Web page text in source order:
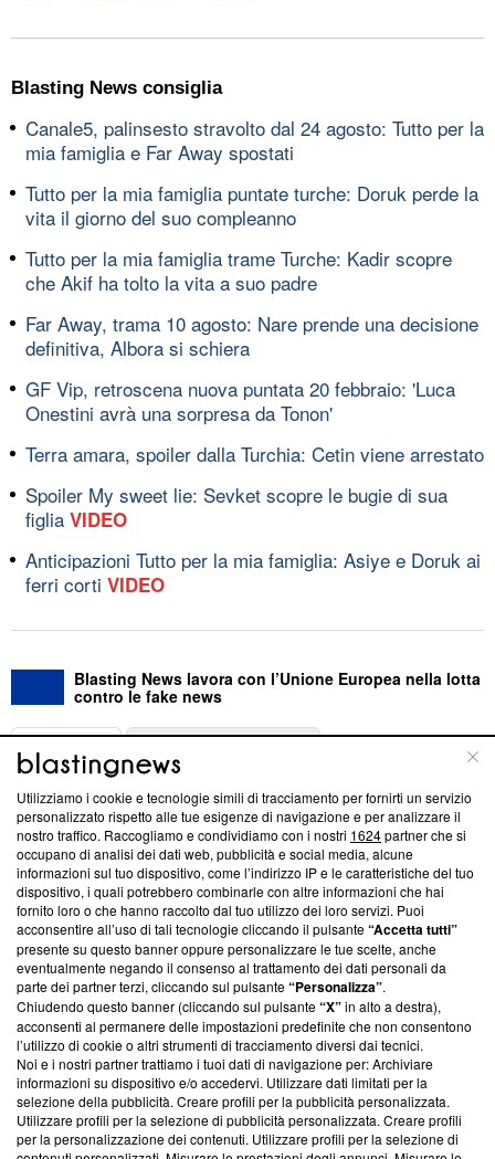
Blasting News consiglia
Canale5, palinsesto stravolto dal 24 agosto: Tutto per la
mia famiglia e Far Away spostati
Tutto per la mia famiglia puntate turche: Doruk perde la
vita il giorno del suo compleanno
Tutto per la mia famiglia trame Turche: Kadir scopre
che Akif ha tolto la vita a suo padre
Far Away, trama 10 agosto: Nare prende una decisione
definitiva, Albora si schiera
GF Vip, retroscena nuova puntata 20 febbraio: 'Luca
Onestini avrà una sorpresa da Tonon'
Terra amara, spoiler dalla Turchia: Cetin viene arrestato
Spoiler My sweet lie: Sevket scopre le bugie di sua
figlia VIDEO
Anticipazioni Tutto per la mia famiglia: Asiye e Doruk ai
ferri corti VIDEO
Blasting News lavora con l’Unione Europea nella lotta
contro le fake news
ABOUT
Questa sezione offre informazioni trasparenti su Blasting
News, sui nostri processi editoriali e su come ci impegniamo a
creare news di qualità. Inoltre, afferma la nostra aderenza a
‘Trust Project - News with Integrity’Blasting News non è
ancora membro del programma, ma ha richiesto di farne
parte; Trust Project non ha ancora effettuato una verifica di
conformità agli standard.
Su di noi
Team editoriale
Corporate
Redazione
Informativa Privacy
Utilizziamo i cookie e tecnologie simili di tracciamento per fornirti un servizio
personalizzato rispetto alle tue esigenze di navigazione e per analizzare il
nostro traffico. Raccogliamo e condividiamo con i nostri 1624partner che si
occupano di analisi dei dati web, pubblicità e social media, alcune
informazioni sul tuo dispositivo, come l’indirizzo IP e le caratteristiche del tuo
dispositivo, i quali potrebbero combinarle con altre informazioni che hai
fornito loro o che hanno raccolto dal tuo utilizzo dei loro servizi. Puoi
acconsentire all’uso di tali tecnologie cliccando il pulsante“Accetta tutti”
presente su questo banner oppure personalizzare le tue scelte, anche
eventualmente negando il consenso al trattamento dei dati personali da
parte dei partner terzi, cliccando sul pulsante“Personalizza”.
Chiudendo questo banner (cliccando sul pulsante“X”in alto a destra),
acconsenti al permanere delle impostazioni predefinite che non consentono
l’utilizzo di cookie o altri strumenti di tracciamento diversi dai tecnici.
Noi e i nostri partner trattiamo i tuoi dati di navigazione per: Archiviare
informazioni su dispositivo e/o accedervi. Utilizzare dati limitati per la
selezione della pubblicità. Creare profili per la pubblicità personalizzata.
Utilizzare profili per la selezione di pubblicità personalizzata. Creare profili
per la personalizzazione dei contenuti. Utilizzare profili per la selezione di